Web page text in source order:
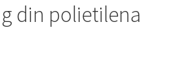
din polietilena